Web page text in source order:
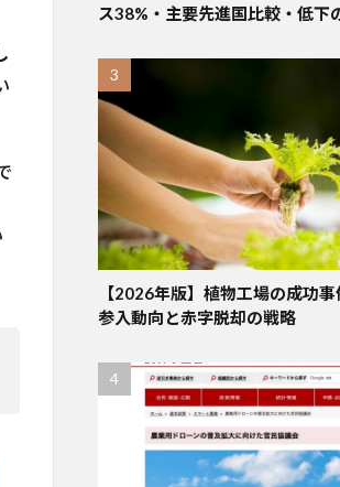
ス38%・主要先進国比較・低下
【2026年版】植物工場の成功
参入動向と赤字脱却の戦略